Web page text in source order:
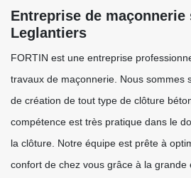
Entreprise de maçonnerie
Leglantiers
FORTIN est une entreprise
travaux de maçonnerie. Nous sommes
de création de tout type de clôture
compétence est très pratique dans le
la clôture. Notre équipe est prête à
confort de chez vous grâce à la grande